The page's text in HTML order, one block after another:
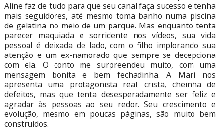
Aline faz de tudo para que seu canal faça sucesso e tenha
mais seguidores, até mesmo toma banho numa piscina
de gelatina no meio de um parque. Mas enquanto tenta
parecer maquiada e sorridente nos vídeos, sua vida
pessoal é deixada de lado, com o filho implorando sua
atenção e um ex-namorado que sempre se decepciona
com ela. O conto me surpreendeu muito, com uma
mensagem bonita e bem fechadinha. A Mari nos
apresenta uma protagonista real, cristã, cheinha de
defeitos, mas que tenta desesperadamente ser feliz e
agradar às pessoas ao seu redor. Seu crescimento e
evolução, mesmo em poucas páginas, são muito bem
construídos.